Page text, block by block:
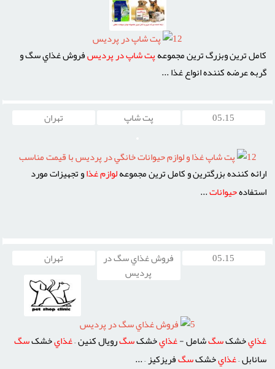
12
پت شاپ در پرديس
کامل ترين وبزرگ ترين مجموعهپتشاپدرپرديسفروش غذاي سگ و
گربه عرضه کننده انواع غذا ...
05.15 پت شاپ تهران
12
پت شاپ غذا و لوازم حيوانات خانگي در پرديس با قيمت مناسب
ارائه کننده بزرگترين و کامل ترين مجموعهلوازمغذاو تجهيزات مورد
استفادهحيوانات...
05.15
فروش غذاي سگ در
پرديس
تهران
5
فروش غذاي سگ در پرديس
غذايخشکسگشامل -غذايخشکسگرويال کنين –غذايخشکسگ
سانابل –غذايخشکسگفريزکيز – ...